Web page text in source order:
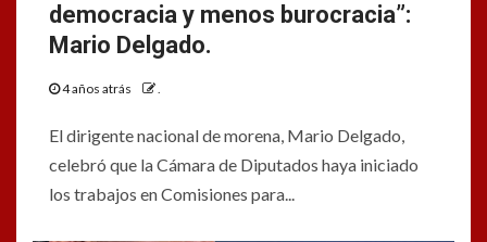
democracia y menos burocracia”:
Mario Delgado.
4 años atrás .
El dirigente nacional de morena, Mario Delgado,
celebró que la Cámara de Diputados haya iniciado
los trabajos en Comisiones para...